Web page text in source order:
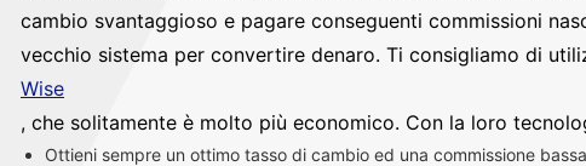
cambio svantaggioso e pagare conseguenti commissioni
vecchio sistema per convertire denaro. Ti consigliamo di
Wise
, che solitamente è molto più economico. Con la loro
Ottieni sempre un ottimo tasso di cambio ed una commissione